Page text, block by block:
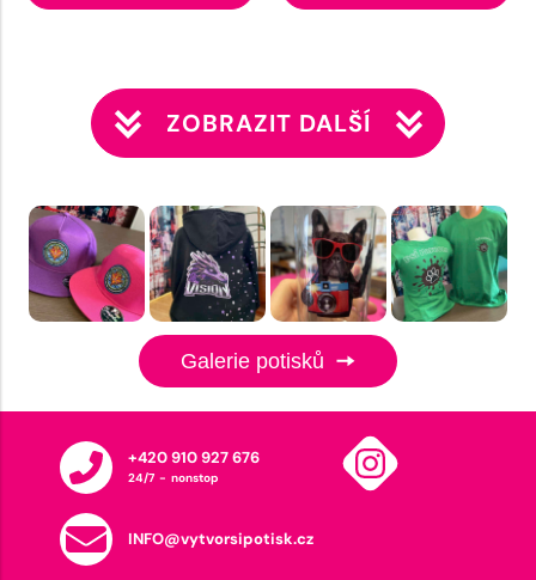
ZOBRAZIT DALŠÍ
Galerie potisků
+420 910 927 676
24/7 - nonstop
INFO@vytvorsipotisk.cz